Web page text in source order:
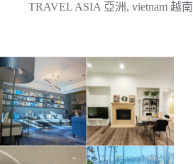
TRAVEL ASIA 亞洲, vietnam 越南